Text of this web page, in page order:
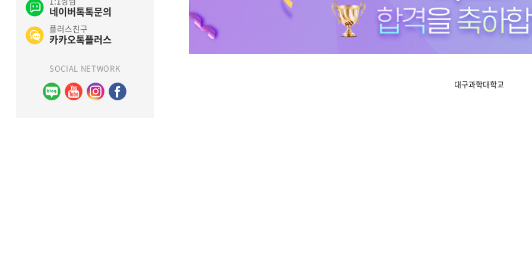
네이버톡톡문의
플러스친구
카카오톡플러스
SOCIAL NETWORK
대구과학대학교